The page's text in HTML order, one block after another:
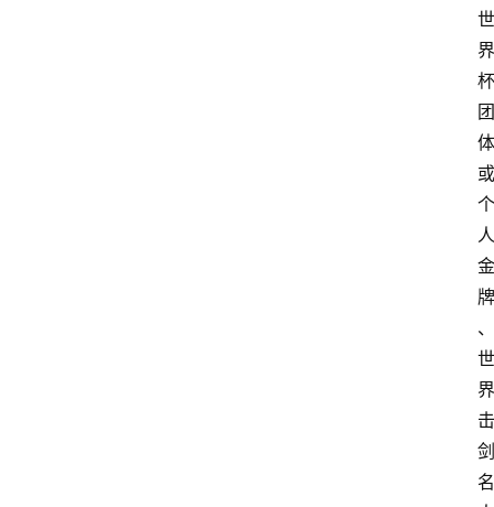
世
界
杯
团
体
或
个
人
金
牌
、
世
界
击
剑
名